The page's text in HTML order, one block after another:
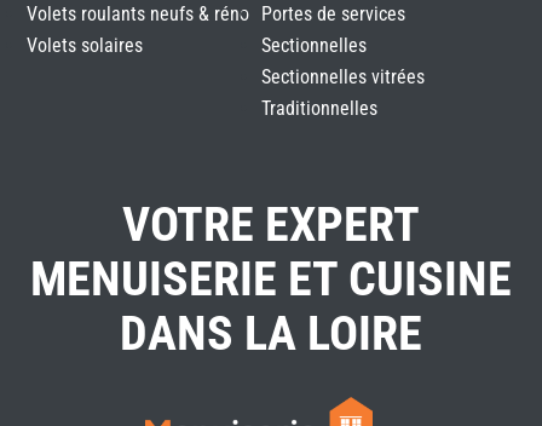
Volets roulants neufs & réno
Volets solaires
Portes de services
Sectionnelles
Sectionnelles vitrées
Traditionnelles
VOTRE EXPERT
MENUISERIE ET CUISINE
DANS LA LOIRE